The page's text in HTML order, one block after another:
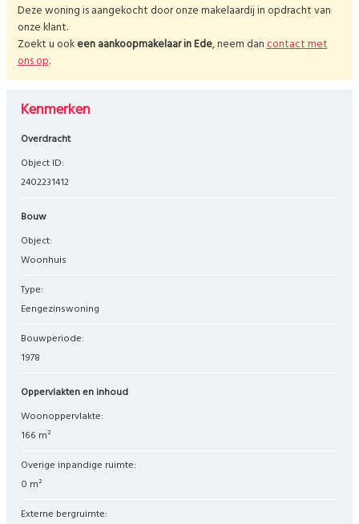
Deze woning is aangekocht door onze makelaardij in opdracht van
onze klant.
Zoekt u ookeen aankoopmakelaar inEde, neem dancontact met
ons op.
Kenmerken
Overdracht
Object ID:
2402231412
Bouw
Object:
woonhuis
Type:
eengezinswoning
Bouwperiode:
1978
Oppervlakten en inhoud
Woonoppervlakte:
166 m²
Overige inpandige ruimte:
0 m²
Externe bergruimte: